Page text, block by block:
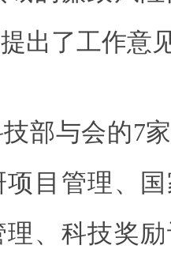
出了工作意
与会的7家
项目管理、
、科技奖